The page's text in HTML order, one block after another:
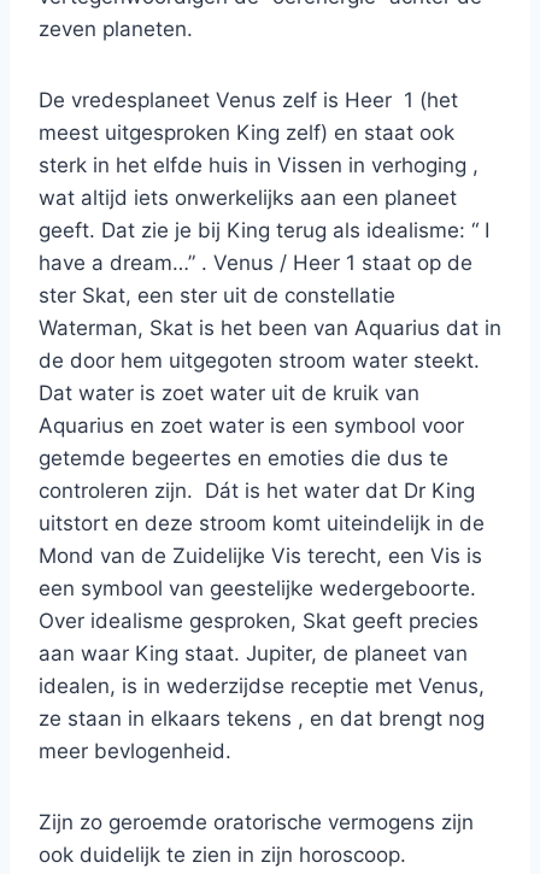
zeven planeten.
De vredesplaneet Venus zelf is Heer 1 (het
meest uitgesproken King zelf) en staat ook
sterk in het elfde huis in Vissen in verhoging ,
wat altijd iets onwerkelijks aan een planeet
geeft. Dat zie je bij King terug als idealisme: “ I
have a dream…” . Venus / Heer 1 staat op de
ster Skat, een ster uit de constellatie
Waterman, Skat is het been van Aquarius dat in
de door hem uitgegoten stroom water steekt.
Dat water is zoet water uit de kruik van
Aquarius en zoet water is een symbool voor
getemde begeertes en emoties die dus te
controleren zijn. Dát is het water dat Dr King
uitstort en deze stroom komt uiteindelijk in de
Mond van de Zuidelijke Vis terecht, een Vis is
een symbool van geestelijke wedergeboorte.
Over idealisme gesproken, Skat geeft precies
aan waar King staat. Jupiter, de planeet van
idealen, is in wederzijdse receptie met Venus,
ze staan in elkaars tekens , en dat brengt nog
meer bevlogenheid.
Zijn zo geroemde oratorische vermogens zijn
ook duidelijk te zien in zijn horoscoop.